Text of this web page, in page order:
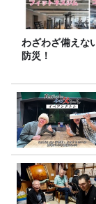
わざわざ備えな
防災！